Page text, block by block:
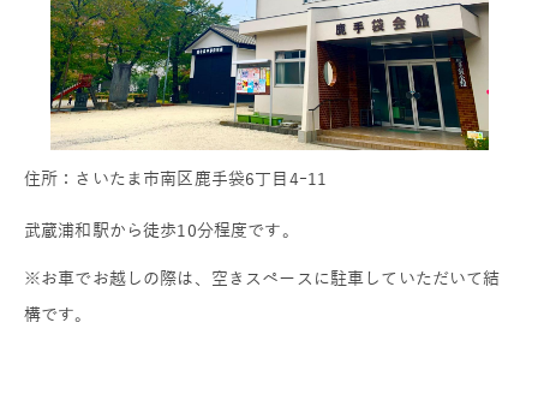
住所：さいたま市南区鹿手袋6丁目4ｰ11
武蔵浦和駅から徒歩10分程度です。
※お車でお越しの際は、空きスペースに駐車していただいて結
構です。